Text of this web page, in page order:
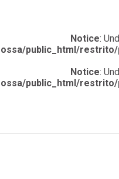
Notice:
public_html/
Notice:
public_html/